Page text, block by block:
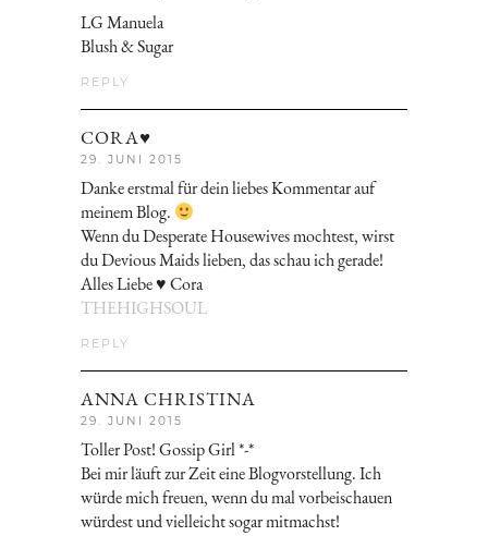
LG Manuela
Blush & Sugar
REPLY
CORA♥
29. JUNI 2015
Danke erstmal für dein liebes Kommentar auf
meinem Blog.
Wenn du Desperate Housewives mochtest, wirst
du Devious Maids lieben, das schau ich gerade!
Alles Liebe ♥ Cora
THEHIGHSOUL
REPLY
ANNA CHRISTINA
29. JUNI 2015
Toller Post! Gossip Girl *-*
Bei mir läuft zur Zeit eine Blogvorstellung. Ich
würde mich freuen, wenn du mal vorbeischauen
würdest und vielleicht sogar mitmachst!